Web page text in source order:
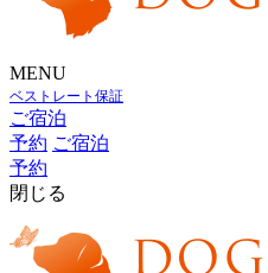
MENU
ベストレート保証
ご宿泊
予約 ご宿泊
予約
閉じる